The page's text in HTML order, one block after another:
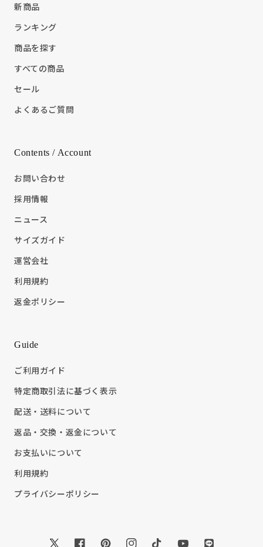
新商品
ランキング
商品を探す
すべての商品
セール
よくあるご質問
Contents / Account
お問い合わせ
採用情報
ニュース
サイズガイド
運営会社
利用規約
返金ポリシー
Guide
ご利用ガイド
特定商取引法に基づく表示
配送・送料について
返品・交換・返金について
お支払いについて
利用規約
プライバシーポリシー